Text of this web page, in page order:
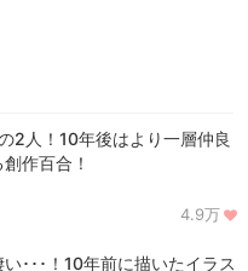
2人！10年後はより一層仲良
作百合！
4.9万
･･･！10年前に描いたイラス